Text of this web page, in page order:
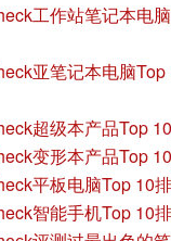
工作站笔记本电
亚笔记本电脑Top
超级本产品Top
变形本产品Top
平板电脑Top 10
智能手机Top 10